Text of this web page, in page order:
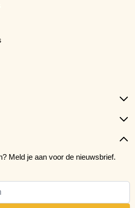
Meld je aan voor de nieuwsbrief.